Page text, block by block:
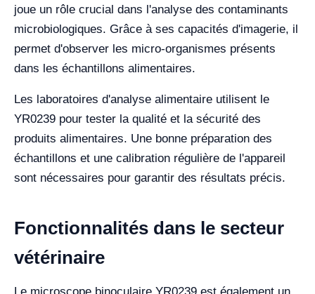
joue un rôle crucial dans l'analyse des contaminants
microbiologiques. Grâce à ses capacités d'imagerie, il
permet d'observer les micro-organismes présents
dans les échantillons alimentaires.
Les laboratoires d'analyse alimentaire utilisent le
YR0239 pour tester la qualité et la sécurité des
produits alimentaires. Une bonne préparation des
échantillons et une calibration régulière de l'appareil
sont nécessaires pour garantir des résultats précis.
Fonctionnalités dans le secteur
vétérinaire